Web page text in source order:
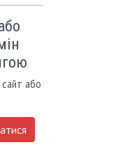
або